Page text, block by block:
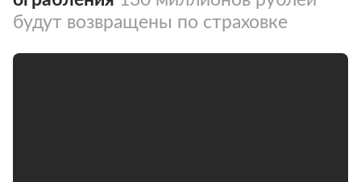
будут возвращены по страховке